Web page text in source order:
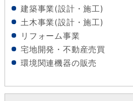
建築事業(設計・施工)
土木事業(設計・施工)
リフォーム事業
宅地開発・不動産売買
環境関連機器の販売